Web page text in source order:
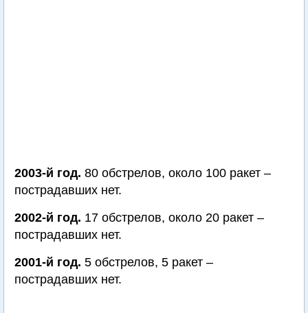
2003-й год. 80 обстрелов, около 100 ракет –
пострадавших нет.
2002-й год. 17 обстрелов, около 20 ракет –
пострадавших нет.
2001-й год. 5 обстрелов, 5 ракет –
пострадавших нет.